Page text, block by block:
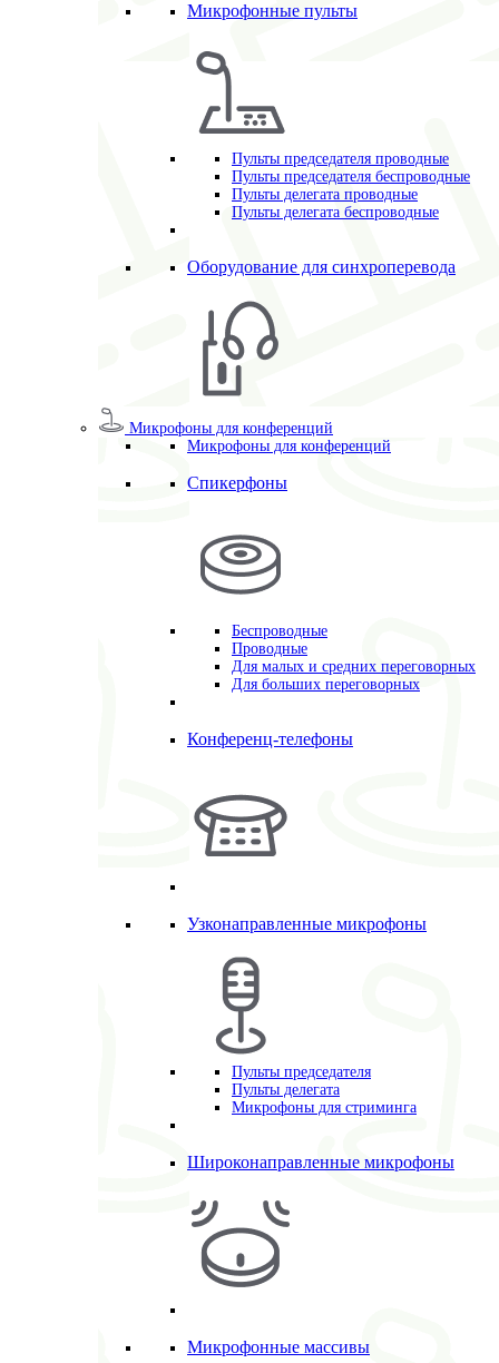
Микрофонные пульты
Пульты председателя проводные
Пульты председателя беспроводные
Пульты делегата проводные
Пульты делегата беспроводные
Оборудование для синхроперевода
Микрофоны для конференций
Микрофоны для конференций
Спикерфоны
Беспроводные
Проводные
Для малых и средних переговорных
Для больших переговорных
Конференц-телефоны
Узконаправленные микрофоны
Пульты председателя
Пульты делегата
Микрофоны для стриминга
Широконаправленные микрофоны
Микрофонные массивы